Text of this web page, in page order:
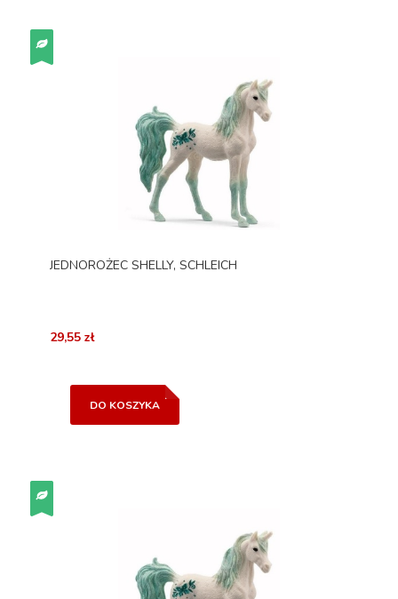
JEDNOROŻEC SHELLY, SCHLEICH
29,55 zł
DO KOSZYKA